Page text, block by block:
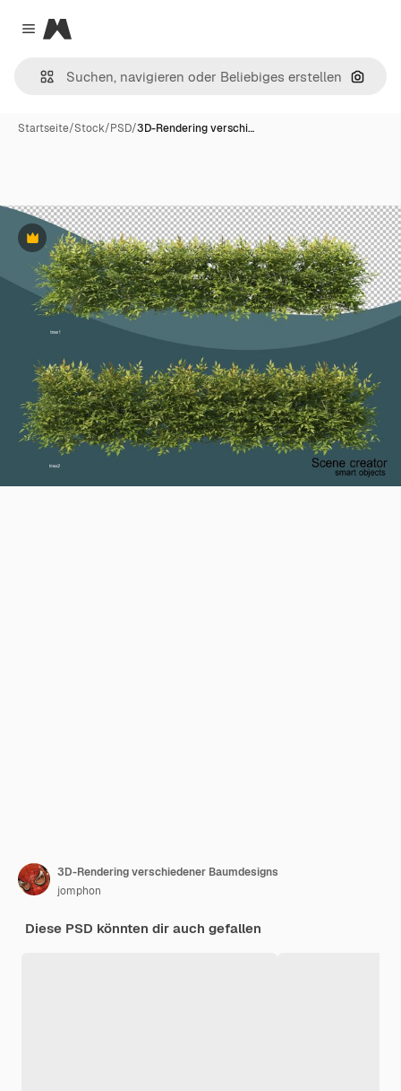
Close menu
Magnific
Nach
Startseite/Stock/PSD/3D-Rendering verschi…
Premium
3D-Rendering verschiedener Baumdesigns
jomphon
Diese PSD könnten dir auch gefallen